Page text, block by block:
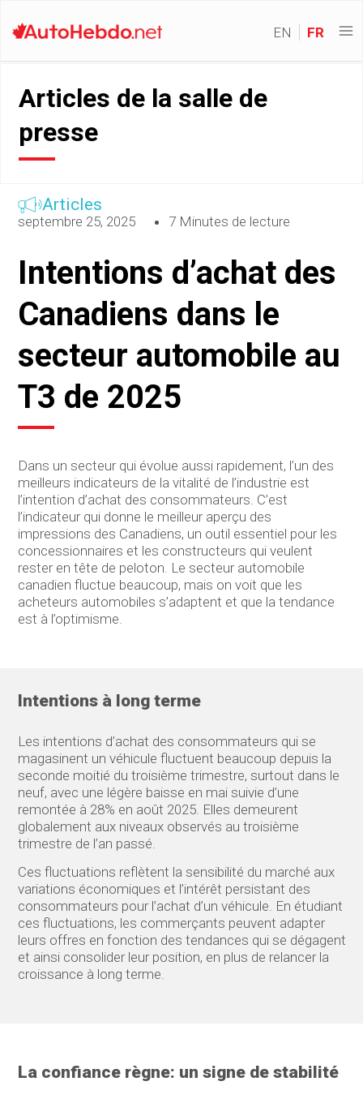
EN FR
Articles de la salle de
presse
Articles
septembre 25, 2025 7 Minutes de lecture
Intentions d’achat des
Canadiens dans le
secteur automobile au
T3 de 2025
Dans un secteur qui évolue aussi rapidement, l’un des
meilleurs indicateurs de la vitalité de l’industrie est
l’intention d’achat des consommateurs. C’est
l’indicateur qui donne le meilleur aperçu des
impressions des Canadiens, un outil essentiel pour les
concessionnaires et les constructeurs qui veulent
rester en tête de peloton. Le secteur automobile
canadien fluctue beaucoup, mais on voit que les
acheteurs automobiles s’adaptent et que la tendance
est à l’optimisme.
Intentions à long terme
Les intentions d’achat des consommateurs qui se
magasinent un véhicule fluctuent beaucoup depuis la
seconde moitié du troisième trimestre, surtout dans le
neuf, avec une légère baisse en mai suivie d’une
remontée à 28% en août 2025. Elles demeurent
globalement aux niveaux observés au troisième
trimestre de l’an passé.
Ces fluctuations reflètent la sensibilité du marché aux
variations économiques et l’intérêt persistant des
consommateurs pour l’achat d’un véhicule. En étudiant
ces fluctuations, les commerçants peuvent adapter
leurs offres en fonction des tendances qui se dégagent
et ainsi consolider leur position, en plus de relancer la
croissance à long terme.
La confiance règne: un signe de stabilité